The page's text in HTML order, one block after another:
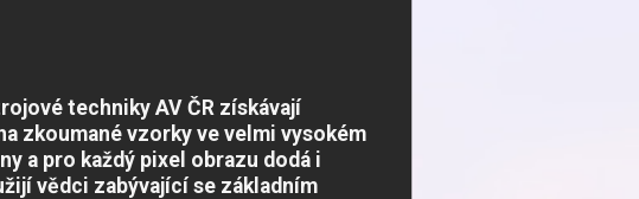
techniky AV ČR získávají
zkoumané vzorky ve velmi vysokém
a pro každý pixel obrazu dodá i
vědci zabývající se základním